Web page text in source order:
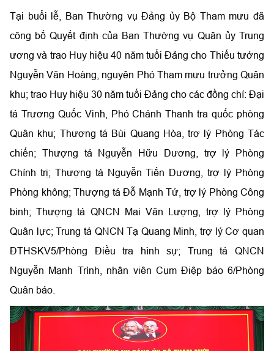
Tại buổi lễ, Ban Thường vụ Đảng ủy Bộ Tham mưu đã
công bố Quyết định của Ban Thường vụ Quân ủy Trung
ương và trao Huy hiệu 40 năm tuổi Đảng cho Thiếu tướng
Nguyễn Văn Hoàng, nguyên Phó Tham mưu trưởng Quân
khu; trao Huy hiệu 30 năm tuổi Đảng cho các đồng chí: Đại
tá Trương Quốc Vinh, Phó Chánh Thanh tra quốc phòng
Quân khu; Thượng tá Bùi Quang Hòa, trợ lý Phòng Tác
chiến; Thượng tá Nguyễn Hữu Dương, trợ lý Phòng
Chính trị; Thượng tá Nguyễn Tiến Dương, trợ lý Phòng
Phòng không; Thượng tá Đỗ Mạnh Tứ, trợ lý Phòng Công
binh; Thượng tá QNCN Mai Văn Lượng, trợ lý Phòng
Quân lực; Trung tá QNCN Tạ Quang Minh, trợ lý Cơ quan
ĐTHSKV5/Phòng Điều tra hình sự; Trung tá QNCN
Nguyễn Mạnh Trình, nhân viên Cụm Điệp báo 6/Phòng
Quân báo.